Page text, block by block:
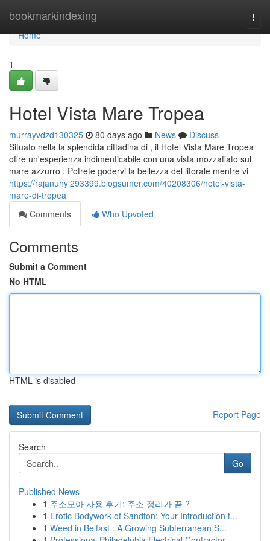
bookmarkindexing
Home
Home
1
Hotel Vista Mare Tropea
murrayvdzd130325 80 days ago News
Discuss
Situato nella la splendida cittadina di , il Hotel Vista Mare Tropea
offre un'esperienza indimenticabile con una vista mozzafiato sul
mare azzurro . Potrete godervi la bellezza del litorale mentre vi
https://rajanuhyl293399.blogsumer.com/40208306/hotel-vista-
mare-di-tropea
Comments
Who Upvoted
Comments
Submit a Comment
No HTML
HTML is disabled
Report Page
Search
Go
Published News
1 주소모아 사용 후기: 주소 정리가 끝 ?
1 Erotic Bodywork of Sandton: Your Introduction t...
1 Weed in Belfast : A Growing Subterranean S...